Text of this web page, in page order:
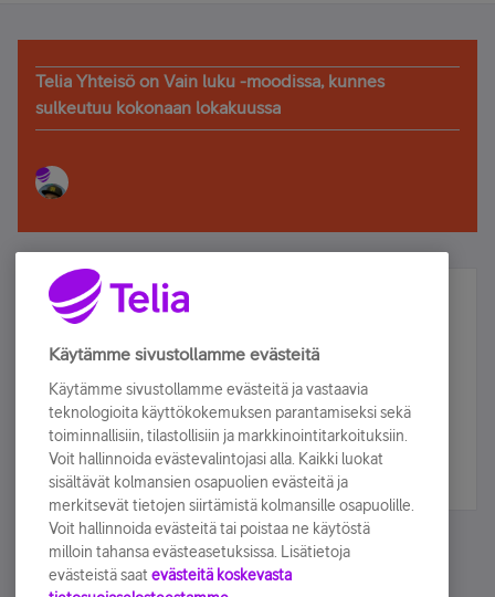
Telia Yhteisö on Vain luku -moodissa, kunnes
sulkeutuu kokonaan lokakuussa
Älä jää paitsi – osallistu ja voita!
Tilaa Telian uutiskirje ja olet mukana arvonnassa.
sähköpostiisi.
Tilaa nyt
Käytämme sivustollamme evästeitä
Käytämme sivustollamme evästeitä ja vastaavia
teknologioita käyttökokemuksen parantamiseksi sekä
toiminnallisiin, tilastollisiin ja markkinointitarkoituksiin.
Voit hallinnoida evästevalintojasi alla. Kaikki luokat
sisältävät kolmansien osapuolien evästeitä ja
merkitsevät tietojen siirtämistä kolmansille osapuolille.
Voit hallinnoida evästeitä tai poistaa ne käytöstä
milloin tahansa evästeasetuksissa. Lisätietoja
evästeistä saat evästeitä koskevasta